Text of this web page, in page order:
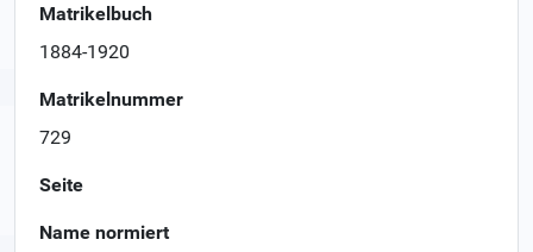
Matrikelbuch
1884-1920
Matrikelnummer
729
Seite
Name normiert